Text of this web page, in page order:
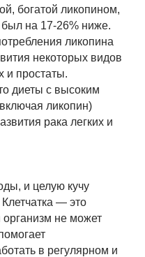
богатой ликопином,
на 17-26% ниже.
ликопина
некоторых видов
и простаты.
диеты с высоким
ликопин)
рака легких и
и целую кучу
— это
не может
в регулярном и